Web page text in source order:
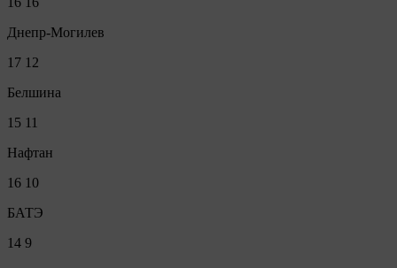
Днепр-Могилев
17 12
Белшина
15 11
Нафтан
16 10
БАТЭ
14 9